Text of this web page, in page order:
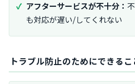
アフターサービスが不十分：
も対応が遅い/してくれない
トラブル防止のためにできるこ